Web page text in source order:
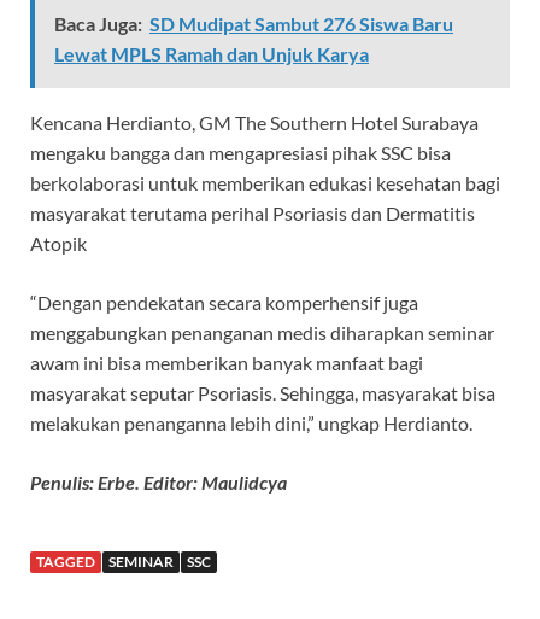
Baca Juga: SD Mudipat Sambut 276 Siswa Baru
Lewat MPLS Ramah dan Unjuk Karya
Kencana Herdianto, GM The Southern Hotel Surabaya
mengaku bangga dan mengapresiasi pihak SSC bisa
berkolaborasi untuk memberikan edukasi kesehatan bagi
masyarakat terutama perihal Psoriasis dan Dermatitis
Atopik
“Dengan pendekatan secara komperhensif juga
menggabungkan penanganan medis diharapkan seminar
awam ini bisa memberikan banyak manfaat bagi
masyarakat seputar Psoriasis. Sehingga, masyarakat bisa
melakukan penanganna lebih dini,” ungkap Herdianto.
Penulis: Erbe. Editor: Maulidcya
TAGGED SEMINAR SSC